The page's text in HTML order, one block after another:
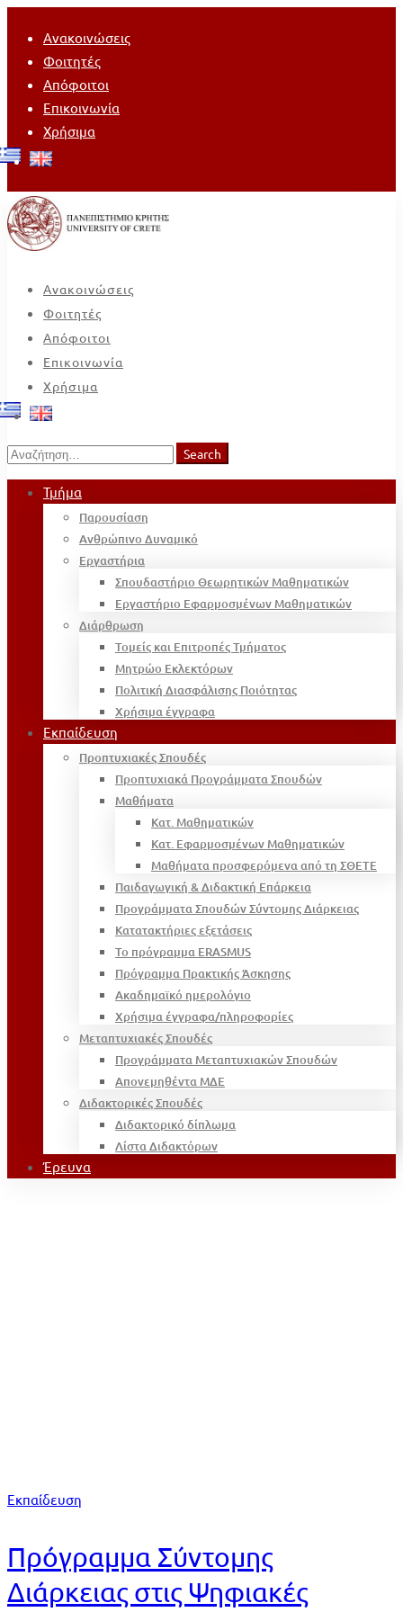
Ανακοινώσεις
Φοιτητές
Απόφοιτοι
Επικοινωνία
Χρήσιμα
Ανακοινώσεις
Φοιτητές
Απόφοιτοι
Επικοινωνία
Χρήσιμα
Search
for:
Search
Τμήμα
Παρουσίαση
Ανθρώπινο Δυναμικό
Εργαστήρια
Σπουδαστήριο Θεωρητικών Μαθηματικών
Εργαστήριο Εφαρμοσμένων Μαθηματικών
Διάρθρωση
Τομείς και Επιτροπές Τμήματος
Μητρώο Εκλεκτόρων
Πολιτική Διασφάλισης Ποιότητας
Χρήσιμα έγγραφα
Εκπαίδευση
Προπτυχιακές Σπουδές
Προπτυχιακά Προγράμματα Σπουδών
Μαθήματα
Κατ. Μαθηματικών
Κατ. Εφαρμοσμένων Μαθηματικών
Μαθήματα προσφερόμενα από τη ΣΘΕΤΕ
Παιδαγωγική & Διδακτική Επάρκεια
Προγράμματα Σπουδών Σύντομης Διάρκειας
Κατατακτήριες εξετάσεις
Το πρόγραμμα ERASMUS
Πρόγραμμα Πρακτικής Άσκησης
Ακαδημαϊκό ημερολόγιο
Χρήσιμα έγγραφα/πληροφορίες
Μεταπτυχιακές Σπουδές
Προγράμματα Μεταπτυχιακών Σπουδών
Απονεμηθέντα ΜΔΕ
Διδακτορικές Σπουδές
Διδακτορικό δίπλωμα
Λίστα Διδακτόρων
Έρευνα
Εκπαίδευση
Πρόγραμμα Σύντομης
Διάρκειας στις Ψηφιακές